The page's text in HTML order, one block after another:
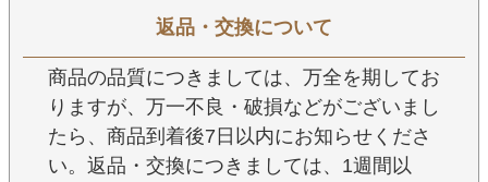
返品・交換について
商品の品質につきましては、万全を期してお
りますが、万一不良・破損などがございまし
たら、商品到着後7日以内にお知らせくださ
い。返品・交換につきましては、1週間以